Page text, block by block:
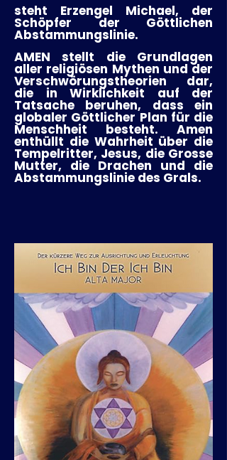
steht Erzengel Michael, der
Schöpfer der Göttlichen
Abstammungslinie.
AMEN stellt die Grundlagen
aller religiösen Mythen und der
Verschwörungstheorien dar,
die in Wirklichkeit auf der
Tatsache beruhen, dass ein
globaler Göttlicher Plan für die
Menschheit besteht. Amen
enthüllt die Wahrheit über die
Tempelritter, Jesus, die Grosse
Mutter, die Drachen und die
Abstammungslinie des Grals.